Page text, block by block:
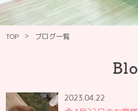
TOP > ブログ一覧
2023.04.22